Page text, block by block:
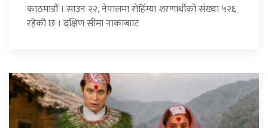
काठमाडौँ । साउन २२, नेपालमा रोहिंग्या शरणार्थीको संख्या ५२६
रहेको छ । दक्षिण सीमा नाकाबााट